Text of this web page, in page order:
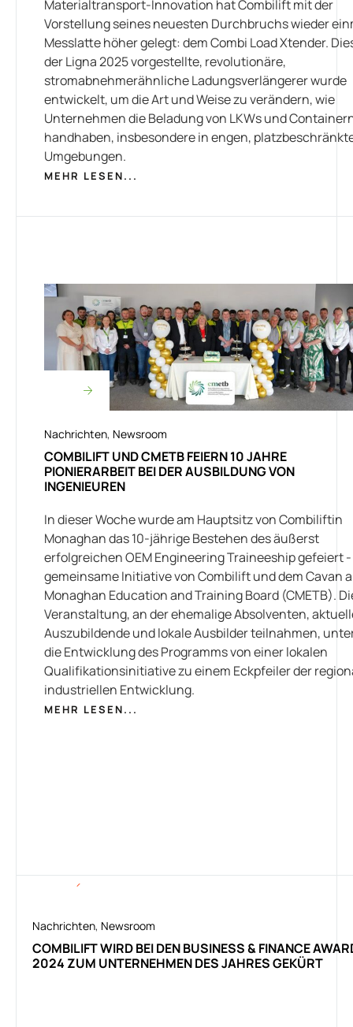
Materialtransport-Innovation hat Combilift mit der
Vorstellung seines neuesten Durchbruchs wieder
Messlatte höher gelegt: dem Combi Load Xtender.
der Ligna 2025 vorgestellte, revolutionäre,
stromabnehmerähnliche Ladungsverlängerer wurde
entwickelt, um die Art und Weise zu verändern, wie
Unternehmen die Beladung von LKWs und
handhaben, insbesondere in engen,
Umgebungen.
MEHR LESEN...
Nachrichten, Newsroom
COMBILIFT UND CMETB FEIERN 10 JAHRE
PIONIERARBEIT BEI DER AUSBILDUNG VON
INGENIEUREN
In dieser Woche wurde am Hauptsitz von Combiliftin
Monaghan das 10-jährige Bestehen des äußerst
erfolgreichen OEM Engineering Traineeship gefeiert
gemeinsame Initiative von Combilift und dem Cavan
Monaghan Education and Training Board (CMETB).
Veranstaltung, an der ehemalige Absolventen,
Auszubildende und lokale Ausbilder teilnahmen,
die Entwicklung des Programms von einer lokalen
Qualifikationsinitiative zu einem Eckpfeiler der
industriellen Entwicklung.
MEHR LESEN...
Nachrichten, Newsroom
COMBILIFT WIRD BEI DEN BUSINESS & FINANCE
2024 ZUM UNTERNEHMEN DES JAHRES GEKÜRT